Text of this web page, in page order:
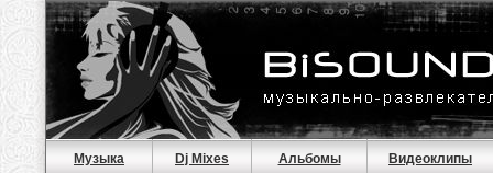
Музыка Dj Mixes Альбомы Видеоклипы